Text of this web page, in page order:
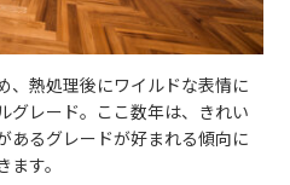
、熱処理後にワイルドな表情に
グレード。ここ数年は、きれい
あるグレードが好まれる傾向に
す。